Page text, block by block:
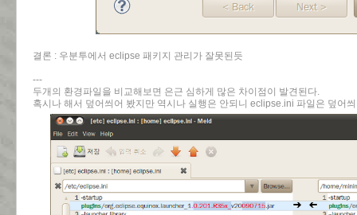
결론 : 우분투에서 eclipse 패키지 관리가 잘못된듯
---
두개의 환경파일을 비교해보면 은근 심하게 많은 차이점이 발견된다.
혹시나 해서 덮어씌어 봤지만 역시나 실행은 안되니 eclipse.ini 파일은 덮어